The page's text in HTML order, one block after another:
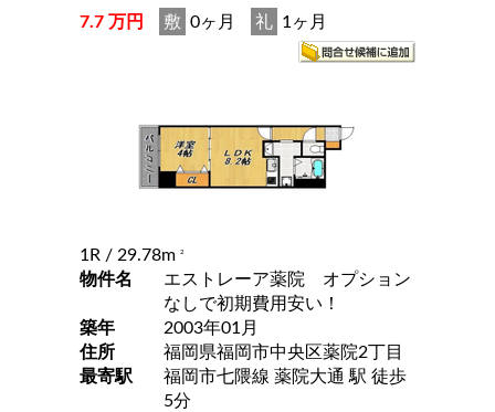
7.7 万円 敷 0ヶ月 礼 1ヶ月
1R / 29.78m 2
物件名
エストレーア薬院 オプション
なしで初期費用安い！
築年
2003年01月
住所
福岡県福岡市中央区薬院2丁目
最寄駅
福岡市七隈線 薬院大通 駅 徒歩
5分